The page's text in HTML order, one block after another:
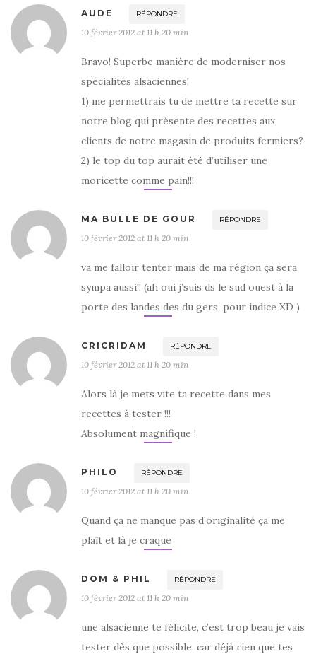
AUDE RÉPONDRE
10 février 2012 at 11 h 20 min
Bravo! Superbe manière de moderniser nos
spécialités alsaciennes!
1) me permettrais tu de mettre ta recette sur
notre blog qui présente des recettes aux
clients de notre magasin de produits fermiers?
2) le top du top aurait été d’utiliser une
moricette comme pain!!!
MA BULLE DE GOUR RÉPONDRE
10 février 2012 at 11 h 20 min
va me falloir tenter mais de ma région ça sera
sympa aussi!! (ah oui j’suis ds le sud ouest à la
porte des landes des du gers, pour indice XD )
CRICRIDAM RÉPONDRE
10 février 2012 at 11 h 20 min
Alors là je mets vite ta recette dans mes
recettes à tester !!!
Absolument magnifique !
PHILO RÉPONDRE
10 février 2012 at 11 h 20 min
Quand ça ne manque pas d’originalité ça me
plaît et là je craque
DOM & PHIL RÉPONDRE
10 février 2012 at 11 h 20 min
une alsacienne te félicite, c’est trop beau je vais
tester dès que possible, car déjà rien que tes